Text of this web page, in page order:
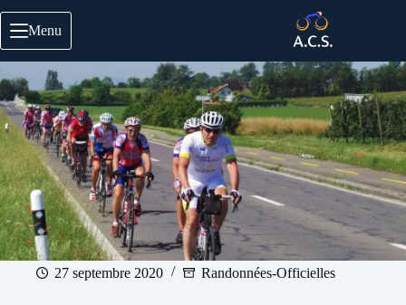
au
contenu
Menu
27 septembre 2020 Randonnées-Officielles